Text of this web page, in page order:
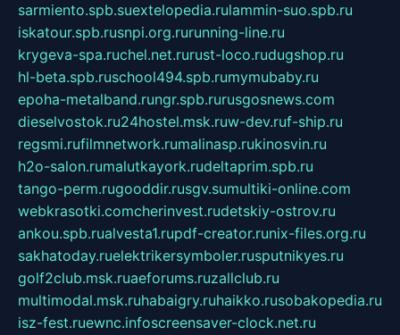
sarmiento.spb.suextelopedia.rulammin-suo.spb.ru
iskatour.spb.rusnpi.org.rurunning-line.ru
krygeva-spa.ruchel.net.rurust-loco.rudugshop.ru
hl-beta.spb.ruschool494.spb.rumymubaby.ru
epoha-metalband.rungr.spb.rurusgosnews.com
dieselvostok.ru24hostel.msk.ruw-dev.ruf-ship.ru
regsmi.rufilmnetwork.rumalinasp.rukinosvin.ru
h2o-salon.rumalutkayork.rudeltaprim.spb.ru
tango-perm.rugooddir.rusgv.sumultiki-online.com
webkrasotki.comcherinvest.rudetskiy-ostrov.ru
ankou.spb.rualvesta1.rupdf-creator.runix-files.org.ru
sakhatoday.ruelektrikersymboler.rusputnikyes.ru
golf2club.msk.ruaeforums.ruzallclub.ru
multimodal.msk.ruhabaigry.ruhaikko.rusobakopedia.ru
isz-fest.ruewnc.infoscreensaver-clock.net.ru